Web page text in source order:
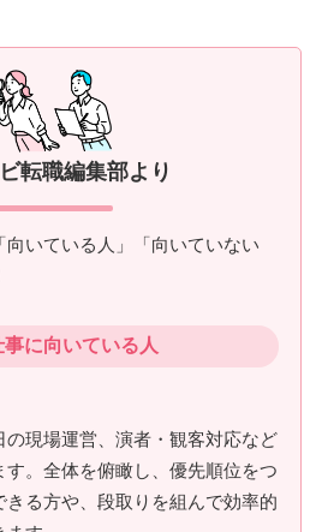
転職編集部より
いている人」「向いていない
事に向いている人
の現場運営、演者・観客対応など
。全体を俯瞰し、優先順位をつ
きる方や、段取りを組んで効率的